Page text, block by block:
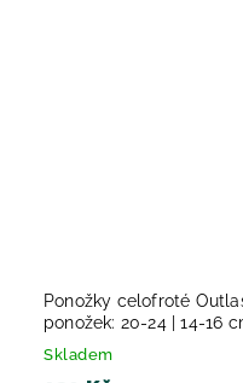
Ponožky celofroté
ponožek: 20-24 | 14-16
Skladem